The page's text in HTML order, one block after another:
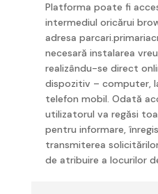
Platforma poate fi
intermediul oricărui
adresa
necesară instalarea
realizându-se direct
dispozitiv – computer,
telefon mobil. Odată
utilizatorul va regăsi
pentru informare,
transmiterea
de atribuire a locurilor